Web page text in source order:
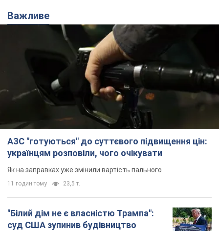
Важливе
АЗС "готуються" до суттєвого підвищення цін:
українцям розповіли, чого очікувати
Як на заправках уже змінили вартість пального
11 годин тому 23,5 т.
"Білий дім не є власністю Трампа":
суд США зупинив будівництво